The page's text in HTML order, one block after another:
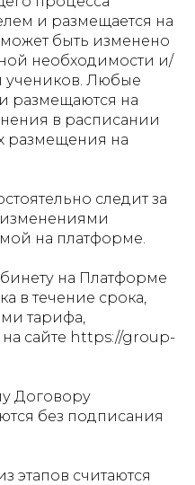
и размещается на
быть изменено
необходимости и/
учеников. Любые
размещаются на
в расписании
размещения на
следит за
на платформе.
на Платформе
в течение срока,
тарифа,
сайте https://group-
Договору
без подписания
этапов считаются